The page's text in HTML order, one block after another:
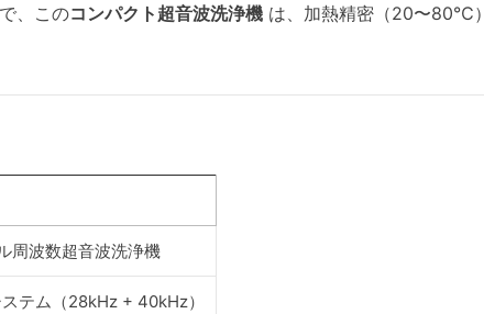
、このコンパクト超音波洗浄機 は、加熱精密（20〜80℃
周波数超音波洗浄機
テム（28kHz + 40kHz）